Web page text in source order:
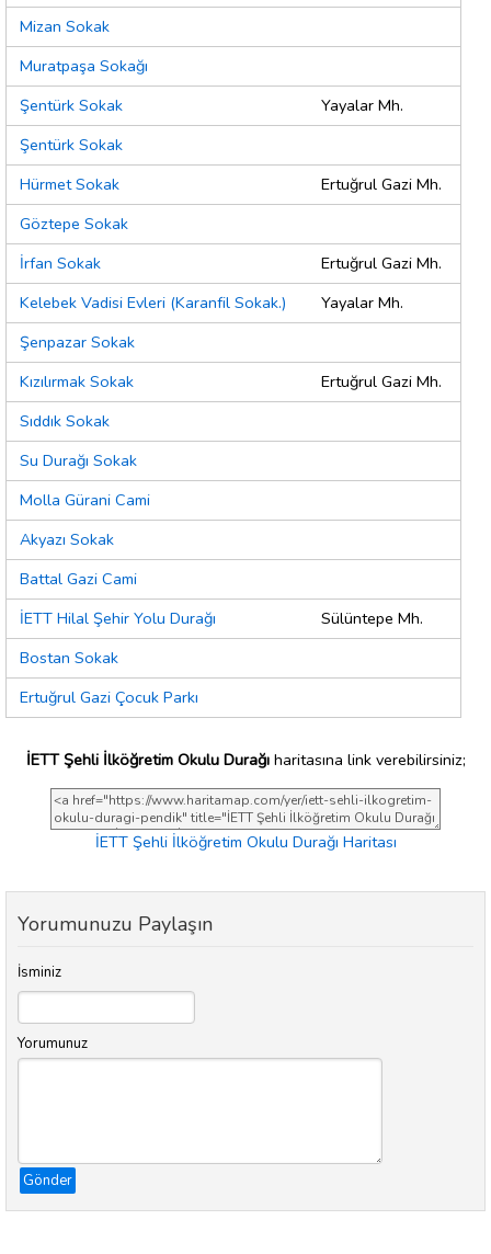
Mizan Sokak
Muratpaşa Sokağı
Şentürk Sokak
Yayalar Mh.
Şentürk Sokak
Hürmet Sokak
Ertuğrul Gazi Mh.
Göztepe Sokak
İrfan Sokak
Ertuğrul Gazi Mh.
Kelebek Vadisi Evleri (Karanfil Sokak.)
Yayalar Mh.
Şenpazar Sokak
Kızılırmak Sokak
Ertuğrul Gazi Mh.
Sıddık Sokak
Su Durağı Sokak
Molla Gürani Cami
Akyazı Sokak
Battal Gazi Cami
İETT Hilal Şehir Yolu Durağı
Sülüntepe Mh.
Bostan Sokak
Ertuğrul Gazi Çocuk Parkı
İETT Şehli İlköğretim Okulu Durağıharitasına link verebilirsiniz;
İETT Şehli İlköğretim Okulu Durağı Haritası
Yorumunuzu Paylaşın
İsminiz
Yorumunuz
Gönder